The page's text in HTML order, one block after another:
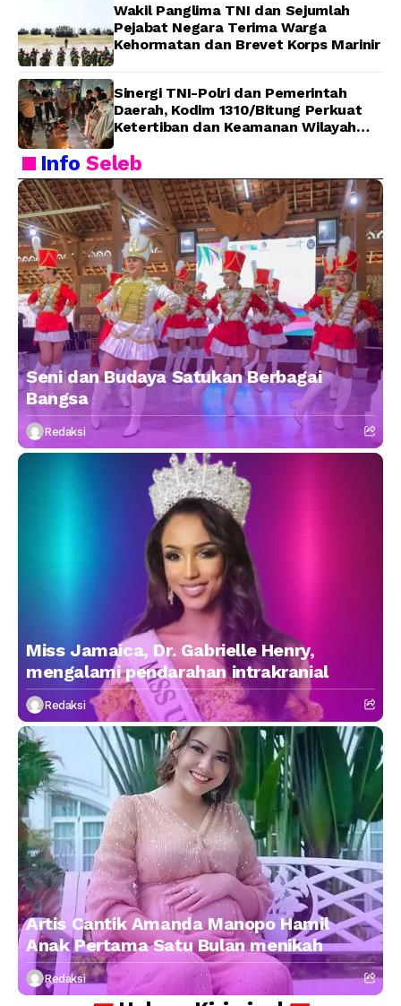
Wakil Panglima TNI dan Sejumlah
Pejabat Negara Terima Warga
Kehormatan dan Brevet Korps Marinir
Sinergi TNI-Polri dan Pemerintah
Daerah, Kodim 1310/Bitung Perkuat
Ketertiban dan Keamanan Wilayah
InfoSeleb
Seni dan Budaya Satukan Berbagai
Bangsa
Redaksi
Miss Jamaica, Dr. Gabrielle Henry,
mengalami pendarahan intrakranial
Redaksi
Artis Cantik Amanda Manopo Hamil
Anak Pertama Satu Bulan menikah
Redaksi